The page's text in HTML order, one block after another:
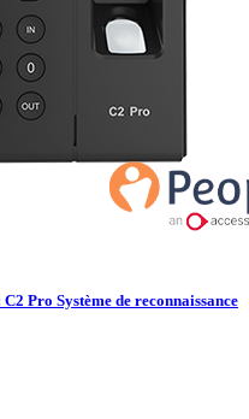
Pro Système de reconnaissance